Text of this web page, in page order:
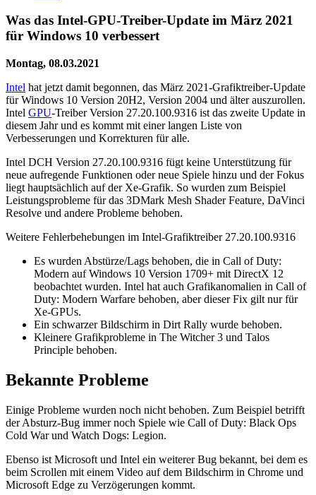
Was das Intel-GPU-Treiber-Update im März 2021
für Windows 10 verbessert
Montag, 08.03.2021
Intel hat jetzt damit begonnen, das März 2021-Grafiktreiber-Update
für Windows 10 Version 20H2, Version 2004 und älter auszurollen.
Intel GPU-Treiber Version 27.20.100.9316 ist das zweite Update in
diesem Jahr und es kommt mit einer langen Liste von
Verbesserungen und Korrekturen für alle.
Intel DCH Version 27.20.100.9316 fügt keine Unterstützung für
neue aufregende Funktionen oder neue Spiele hinzu und der Fokus
liegt hauptsächlich auf der Xe-Grafik. So wurden zum Beispiel
Leistungsprobleme für das 3DMark Mesh Shader Feature, DaVinci
Resolve und andere Probleme behoben.
Weitere Fehlerbehebungen im Intel-Grafiktreiber 27.20.100.9316
Es wurden Abstürze/Lags behoben, die in Call of Duty:
Modern auf Windows 10 Version 1709+ mit DirectX 12
beobachtet wurden. Intel hat auch Grafikanomalien in Call of
Duty: Modern Warfare behoben, aber dieser Fix gilt nur für
Xe-GPUs.
Ein schwarzer Bildschirm in Dirt Rally wurde behoben.
Kleinere Grafikprobleme in The Witcher 3 und Talos
Principle behoben.
Bekannte Probleme
Einige Probleme wurden noch nicht behoben. Zum Beispiel betrifft
der Absturz-Bug immer noch Spiele wie Call of Duty: Black Ops
Cold War und Watch Dogs: Legion.
Ebenso ist Microsoft und Intel ein weiterer Bug bekannt, bei dem es
beim Scrollen mit einem Video auf dem Bildschirm in Chrome und
Microsoft Edge zu Verzögerungen kommt.